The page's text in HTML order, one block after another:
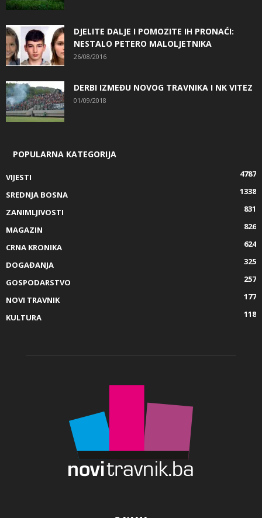
DJELITE DALJE I POMOZITE IH PRONAĆI:
NESTALO PETERO MALOLJETNIKA
26/08/2016
DERBI IZMEĐU NOVOG TRAVNIKA I NK VITEZ
01/09/2018
POPULARNA KATEGORIJA
VIJESTI
4787
SREDNJA BOSNA
1338
ZANIMLJIVOSTI
831
MAGAZIN
826
CRNA KRONIKA
624
DOGAĐANJA
325
GOSPODARSTVO
257
NOVI TRAVNIK
177
KULTURA
118